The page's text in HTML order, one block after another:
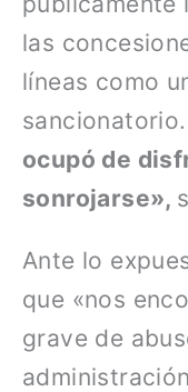
las
líneas como
sancionatorio.
ocupó de
sonrojarse»,
Ante lo
que «nos
grave de